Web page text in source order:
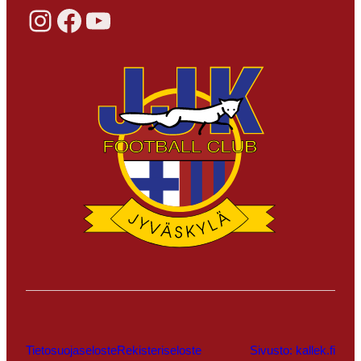
Instagram Facebook YouTube
TietosuojaselosteRekisteriseloste Sivusto: kallek.fi